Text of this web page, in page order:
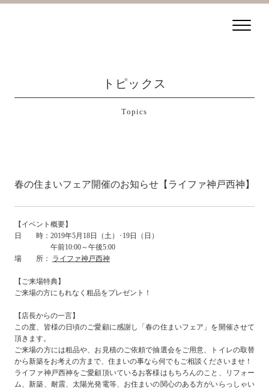
トピックス
Topics
春の住まいフェア開催のお知らせ【ライファ神戸西神】
【イベント概要】
日 時：2019年5月18日（土）･19日（日）
午前10:00～午後5:00
場 所： ライファ神戸西神
【ご来場特典】
ご来場の方にもれなく粗品をプレゼント！
【店長からの一言】
この度、皆様の日頃のご愛顧に感謝し「春の住まいフェア」を開催させて
頂きます。
ご来場の方には粗品や、お見積のご依頼で抽選会をご用意、トイレの取替
から新築をお考えの方まで、住まいの事なら何でもご相談くださいませ！
ライファ神戸西神をご愛顧頂いているお客様はもちろんのこと、リフォー
ム、新築、耐震、太陽光発電等、お住まいの関心のある方がいらっしゃい